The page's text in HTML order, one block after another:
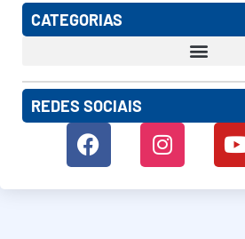
CATEGORIAS
REDES SOCIAIS